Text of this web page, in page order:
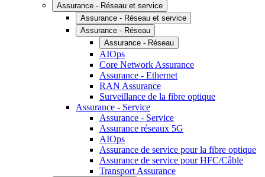
Assurance - Réseau et service
Assurance - Réseau et service
Assurance - Réseau
Assurance - Réseau
AIOps
Core Network Assurance
Assurance - Ethernet
RAN Assurance
Surveillance de la fibre optique
Assurance - Service
Assurance - Service
Assurance réseaux 5G
AIOps
Assurance de service pour la fibre optique
Assurance de service pour HFC/Câble
Transport Assurance